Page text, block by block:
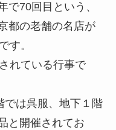
で70回目という、
都の老舗の名店が
す。
れている行事で
では呉服、地下１階
と開催されてお